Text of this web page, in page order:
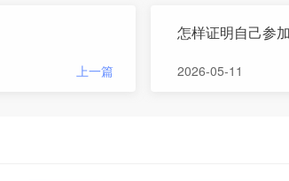
上一篇
怎样证明自己参
2026-05-11